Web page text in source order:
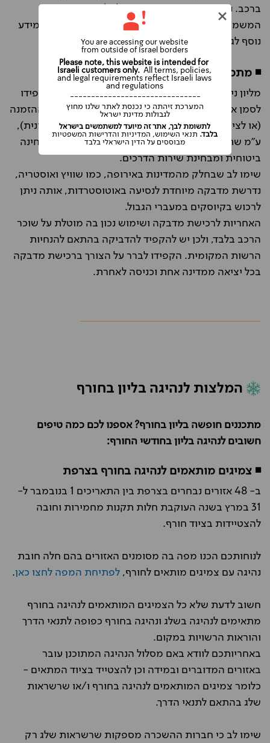
ברכב.
המשמש לבדיקת רמת האלכוהול בדם. הקפידו לברר מידע
נוסף לגביו בתחנת ההשכרה בעת לקיחת הרכב.
◾ מתכננים לצאת מליון למדינות שכנות?
מליון ניתן לצאת למדינות שכנות עם הרכב השכור. הקפידו
לסמן את המדינות אליהן ברצונכם לעבור כבר בשלב ההזמנה
(או לציין אותן בפני הנציג שלנו אם אתם מזמינים טלפונית),
ע"מ שתקבלו אישור בכתב מהספק ותהיו מכוסים מבחינה
ביטוחית ומבחינת שירות הדרכים.
שימו לב שבחלק מהמדינות באירופה, כמו שוויץ ואוסטריה,
נדרשת מדבקה מיוחדת לנסיעה באוטוסטרדות, אותה ניתן
לרכוש בקיוסקים במעברי הגבול.
האחריות לרכישת מדבקה ושימוש נכון בה מוטלת על שוכר
הרכב בלבד, ולכן יש להקפיד להדביקה בהתאם להנחיות
הרשות המקומית. הקפידו לברר על הצורך ברכישת מדבקה
בכל יציאה ממדינה אחת וכניסה לאחרת.
המלצות לנהיגה בליון בחורף
מתכננים חופשה בליון בחורף? אספנו לכם כמה טיפים
חשובים לנהיגה בליון בחודשי החורף:
◾ צמיגים מותאמים לנהיגה בחורף בצרפת
ב- 48 אזורים נבחרים בצרפת בין התאריכים 1 בנובמבר ל-
31 במרץ בשנה העוקבת חלות תקנות מחמירות וחובה
להצטיידות בציוד חורף.
לנוחותכם הכנו מפה בה מסומנים האזורים בהם חלה חובת
נהיגה עם צמיגים מותאים לחורף, לפתיחת המפה לחצו כאן.
חשוב לדעת שלא כל הצמיגים המותאמים לנהיגה בחורף
מתאימים לנהיגה בשלג ונהיגה בחורף כפופה לתנאי הדרך
והוראות הרשויות במקום.
באחריותכם לוודא באם מסלול הנהיגה המתוכנן עובר
באזורים המדוברים ובמידה וכן להצטייד בציוד המתאים -
כלומר צמיגים המותאמים לנהיגה בחורף ו/או שרשראות
שלג בהתאם לתנאי הדרך.
שימו לב כי חברות ההשכרה מספקות שרשראות שלג רק
Please note, this website is intended for
Israeli customers only.All terms, policies,
and legal requirements reflect Israeli laws
and regulations
-------------------------------
המערכת זיהתה כי נכנסת לאתר שלנו מחוץ
לגבולות מדינת ישראל
You are accessing our website
from outside of Israel borders
לתשומת לבך, אתר זה מיועד למשתמשים בישראל
בלבד. תנאי השימוש, המדיניות והדרישות המשפטיות
מבוססים על הדין הישראלי בלבד